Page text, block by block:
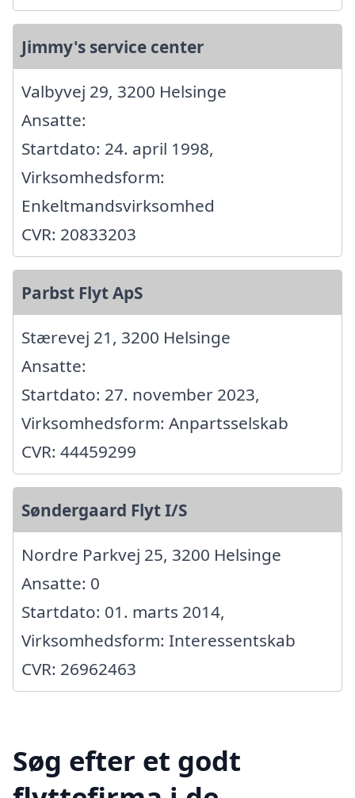
Jimmy's service center
Valbyvej 29, 3200 Helsinge
Ansatte:
Startdato: 24. april 1998,
Virksomhedsform:
Enkeltmandsvirksomhed
CVR: 20833203
Parbst Flyt ApS
Stærevej 21, 3200 Helsinge
Ansatte:
Startdato: 27. november 2023,
Virksomhedsform: Anpartsselskab
CVR: 44459299
Søndergaard Flyt I/S
Nordre Parkvej 25, 3200 Helsinge
Ansatte: 0
Startdato: 01. marts 2014,
Virksomhedsform: Interessentskab
CVR: 26962463
Søg efter et godt